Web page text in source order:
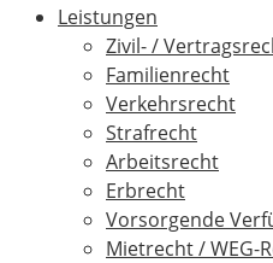
Leistungen
Zivil- /
Familienrecht
Verkehrsrecht
Strafrecht
Arbeitsrecht
Erbrecht
Vorsorgende
Mietrecht / WEG-